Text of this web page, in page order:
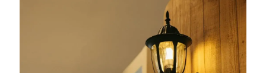
38- lampa solară de exterior cu senzor de
mișcare YiaMia Solar Lights
39- lampa solară de exterior cu senzor de
mișcare Litionite Solar Lights